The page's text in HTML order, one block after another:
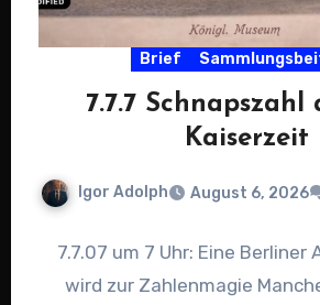
Brief
7.7.7 Schnapszahl
Kaiserzeit
Igor Adolph August 6, 2026
7.7.07 um 7 Uhr: Eine
wird zur Zahlenmagie